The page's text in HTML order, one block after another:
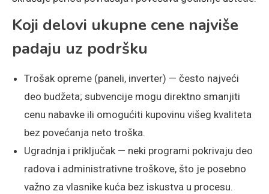
Koji delovi ukupne cene najviše
padaju uz podršku
Trošak opreme (paneli, inverter) — često najveći
deo budžeta; subvencije mogu direktno smanjiti
cenu nabavke ili omogućiti kupovinu višeg kvaliteta
bez povećanja neto troška.
Ugradnja i priključak — neki programi pokrivaju deo
radova i administrativne troškove, što je posebno
važno za vlasnike kuća bez iskustva u procesu.